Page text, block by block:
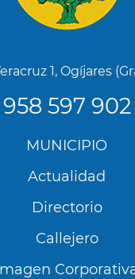
1, Ogíjares
958 597 902
MUNICIPIO
Actualidad
Directorio
Callejero